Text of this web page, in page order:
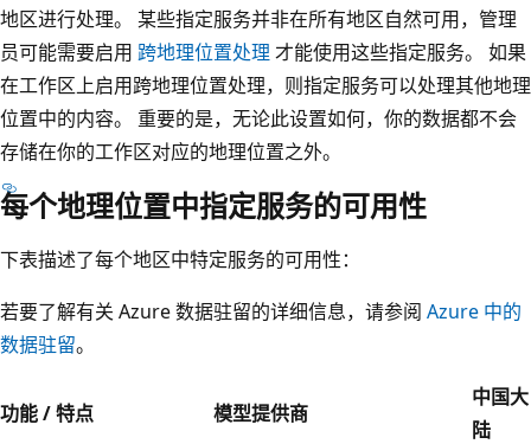
地区进行处理。 某些指定服务并非在所有地区自然可用，管理
员可能需要启用 跨地理位置处理 才能使用这些指定服务。 如果
在工作区上启用跨地理位置处理，则指定服务可以处理其他地理
位置中的内容。 重要的是，无论此设置如何，你的数据都不会
存储在你的工作区对应的地理位置之外。
每个地理位置中指定服务的可用性
下表描述了每个地区中特定服务的可用性：
若要了解有关 Azure 数据驻留的详细信息，请参阅 Azure 中的
数据驻留。
功能 / 特点 模型提供商
中国大
陆